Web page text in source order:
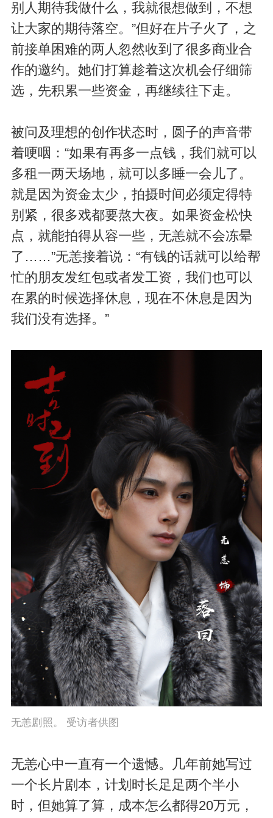
别人期待我做什么，我就很想做到，不想
让大家的期待落空。”但好在片子火了，之
前接单困难的两人忽然收到了很多商业合
作的邀约。她们打算趁着这次机会仔细筛
选，先积累一些资金，再继续往下走。
被问及理想的创作状态时，圆子的声音带
着哽咽：“如果有再多一点钱，我们就可以
多租一两天场地，就可以多睡一会儿了。
就是因为资金太少，拍摄时间必须定得特
别紧，很多戏都要熬大夜。如果资金松快
点，就能拍得从容一些，无恙就不会冻晕
了……”无恙接着说：“有钱的话就可以给帮
忙的朋友发红包或者发工资，我们也可以
在累的时候选择休息，现在不休息是因为
我们没有选择。”
无恙剧照。 受访者供图
无恙心中一直有一个遗憾。几年前她写过
一个长片剧本，计划时长足足两个半小
时，但她算了算，成本怎么都得20万元，